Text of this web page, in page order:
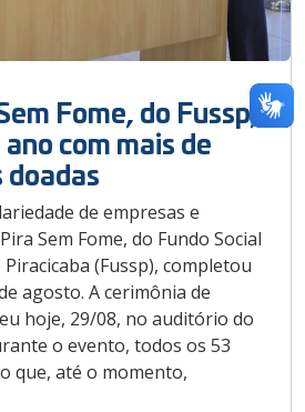
Fome, do Fussp,
com mais de
de empresas e
Sem Fome, do Fundo Social
(Fussp), completou
agosto. A cerimônia de
hoje, 29/08, no auditório do
o evento, todos os 53
que, até o momento,